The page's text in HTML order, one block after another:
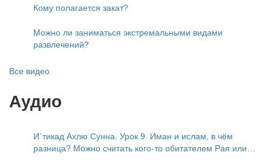
Кому полагается закат?
Можно ли заниматься экстремальными видами
развлечений?
Все видео
Аудио
И`тикад Ахлю Сунна. Урок 9. Иман и ислам, в чём
разница? Можно считать кого-то обитателем Рая или